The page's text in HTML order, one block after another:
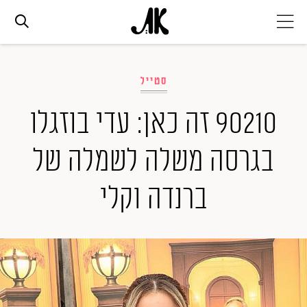
אופנה
ביוטי
סלבס
ערוצים נוספים
המגזין
סטייל
90210 זה כאן: עדי בוזגלו
בגרסה משלה לשמלה של
ברנדה וקלי